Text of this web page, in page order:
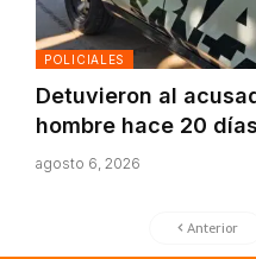
POLICIALES
Detuvieron al
hombre hace 20
agosto 6, 2026
Anterior